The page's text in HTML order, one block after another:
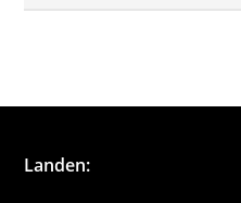
Landen: